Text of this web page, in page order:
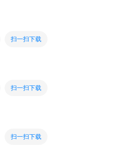
扫一扫下载
扫一扫下载
扫一扫下载